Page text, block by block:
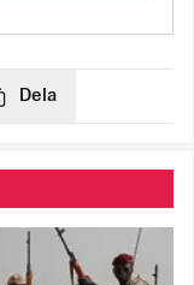
Dela